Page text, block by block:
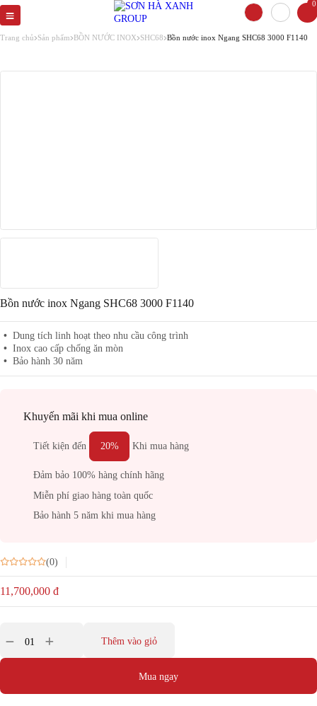
0
Trang chủ Sản phẩm BỒN NƯỚC INOX SHC68 Bồn nước inox Ngang SHC68 3000 F1140
Bồn nước inox Ngang SHC68 3000 F1140
Dung tích linh hoạt theo nhu cầu công trình
Inox cao cấp chống ăn mòn
Bảo hành 30 năm
Khuyến mãi khi mua online
Tiết kiện đến 20% Khi mua hàng
Đảm bảo 100% hàng chính hãng
Miễn phí giao hàng toàn quốc
Bảo hành 5 năm khi mua hàng
(0)
11,700,000 đ
Thêm vào giỏ
Mua ngay